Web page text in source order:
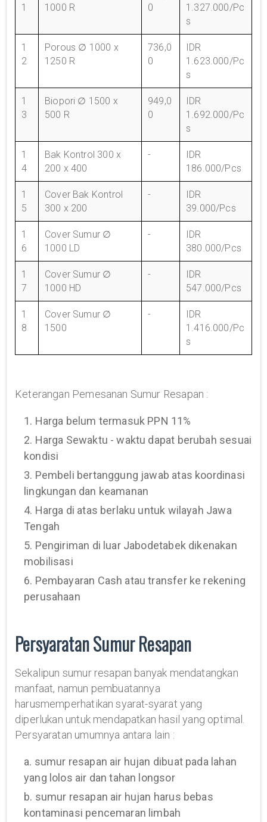
1
1000 R
0
1.327.000/Pc
s
1
2
Porous ∅ 1000 x
1250 R
736,0
0
IDR
1.623.000/Pc
s
1
3
Biopori ∅ 1500 x
500 R
949,0
0
IDR
1.692.000/Pc
s
1
4
Bak Kontrol 300 x
200 x 400
-
IDR
186.000/Pcs
1
5
Cover Bak Kontrol
300 x 200
-
IDR
39.000/Pcs
1
6
Cover Sumur ∅
1000 LD
-
IDR
380.000/Pcs
1
7
Cover Sumur ∅
1000 HD
-
IDR
547.000/Pcs
1
8
Cover Sumur ∅
1500
-
IDR
1.416.000/Pc
s
Keterangan Pemesanan Sumur Resapan :
1. Harga belum termasuk PPN 11%
2. Harga Sewaktu - waktu dapat berubah sesuai
kondisi
3. Pembeli bertanggung jawab atas koordinasi
lingkungan dan keamanan
4. Harga di atas berlaku untuk wilayah Jawa
Tengah
5. Pengiriman di luar Jabodetabek dikenakan
mobilisasi
6. Pembayaran Cash atau transfer ke rekening
perusahaan
Persyaratan Sumur Resapan
Sekalipun sumur resapan banyak mendatangkan
manfaat, namun pembuatannya
harusmemperhatikan syarat-syarat yang
diperlukan untuk mendapatkan hasil yang optimal.
Persyaratan umumnya antara lain :
a. sumur resapan air hujan dibuat pada lahan
yang lolos air dan tahan longsor
b. sumur resapan air hujan harus bebas
kontaminasi pencemaran limbah